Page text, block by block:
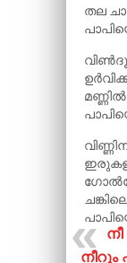
തല
നീറും